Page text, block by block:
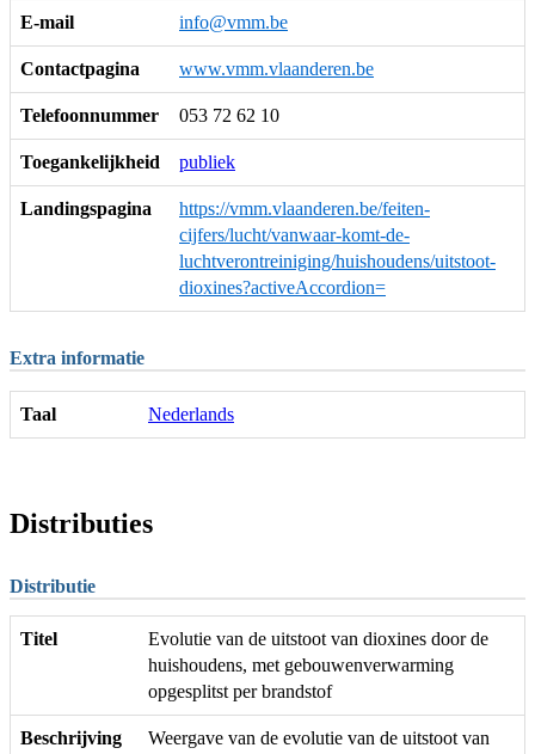
E-mail info@vmm.be
Contactpagina www.vmm.vlaanderen.be
Telefoonnummer 053 72 62 10
Toegankelijkheid publiek
Landingspagina
https://vmm.vlaanderen.be/feiten-
cijfers/lucht/vanwaar-komt-de-
luchtverontreiniging/huishoudens/uitstoot-
dioxines?activeAccordion=
Extra informatie
Taal Nederlands
Distributies
Distributie
Titel
Evolutie van de uitstoot van dioxines door de
huishoudens, met gebouwenverwarming
opgesplitst per brandstof
Beschrijving
Weergave van de evolutie van de uitstoot van